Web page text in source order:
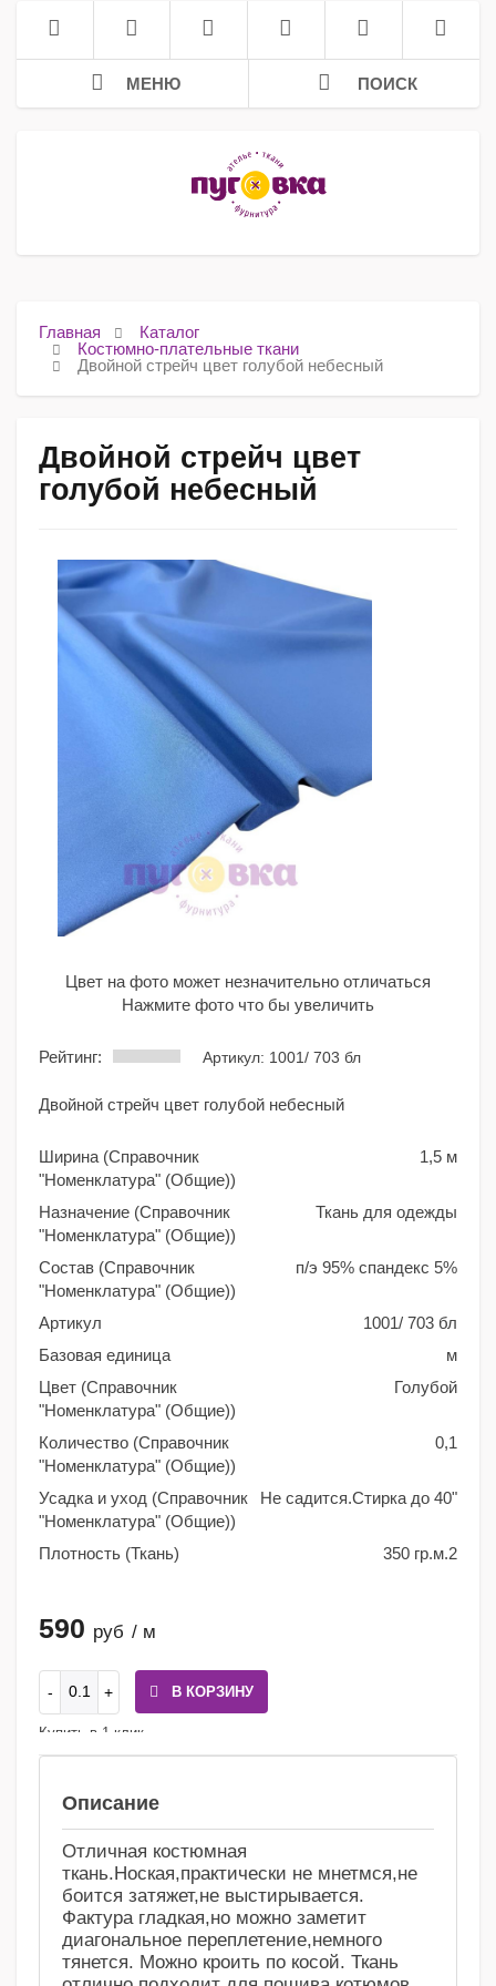
МЕНЮ ПОИСК
Главная
Каталог
Костюмно-плательные ткани
Двойной стрейч цвет голубой небесный
Двойной стрейч цвет
голубой небесный
Цвет на фото может незначительно отличаться
Нажмите фото что бы увеличить
Рейтинг: Артикул: 1001/ 703 бл
Двойной стрейч цвет голубой небесный
Ширина (Справочник
"Номенклатура" (Общие))
1,5 м
Назначение (Справочник
"Номенклатура" (Общие))
Ткань для одежды
Состав (Справочник
"Номенклатура" (Общие))
п/э 95% спандекс 5%
Артикул
1001/ 703 бл
Базовая единица
м
Цвет (Справочник
"Номенклатура" (Общие))
Голубой
Количество (Справочник
"Номенклатура" (Общие))
0,1
Усадка и уход (Справочник
"Номенклатура" (Общие))
Не садится.Стирка до 40"
Плотность (Ткань) 350 гр.м.2
590 руб / м
В КОРЗИНУ
Купить в 1 клик
Описание
Отличная костюмная
ткань.Ноская,практически не мнетмся,не
боится затяжет,не выстирывается.
Фактура гладкая,но можно заметит
диагональное переплетение,немного
тянется. Можно кроить по косой. Ткань